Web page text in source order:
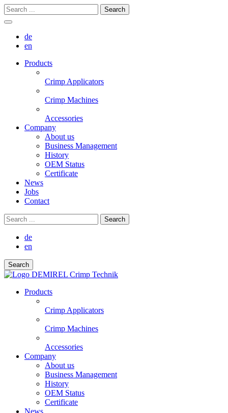
Search
de
en
Products
Crimp Applicators
Crimp Machines
Accessories
Company
About us
Business Management
History
OEM Status
Certificate
News
Jobs
Contact
Search
de
en
Search
Products
Crimp Applicators
Crimp Machines
Accessories
Company
About us
Business Management
History
OEM Status
Certificate
News